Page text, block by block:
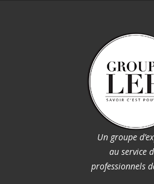
Un groupe
au service
professionnels